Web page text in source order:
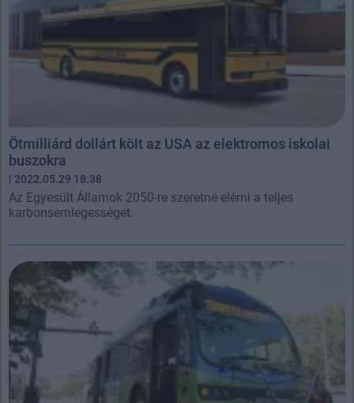
Ötmilliárd dollárt költ az USA az elektromos iskolai
buszokra
| 2022.05.29 18:38
Az Egyesült Államok 2050-re szeretné elérni a teljes
karbonsemlegességet.